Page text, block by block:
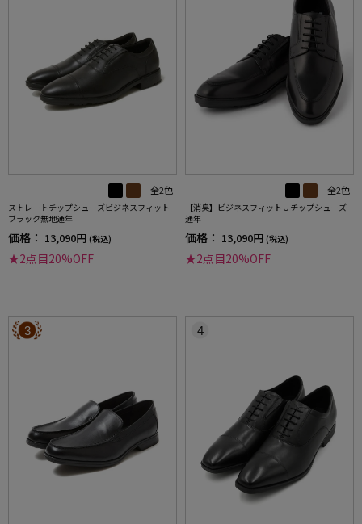
全2色
ストレートチップシューズビジネスフィット
ブラック無地通年
価格： 13,090円 (税込)
★2点目20%OFF
全2色
【消臭】ビジネスフィットＵチップシューズ
通年
価格： 13,090円 (税込)
★2点目20%OFF
3 4